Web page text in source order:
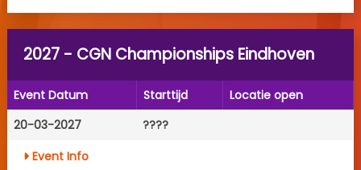
2027 - CGN Championships Eindhoven
Event Datum Starttijd
Locatie open
20-03-2027
????
Event Info